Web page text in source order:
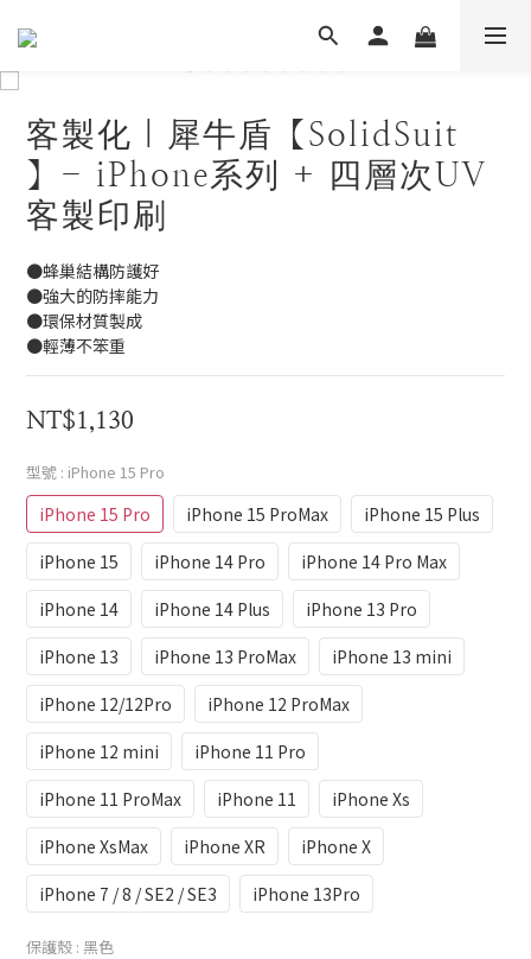
客製化｜犀牛盾【SolidSuit
】- iPhone系列 + 四層次UV
客製印刷
●蜂巢結構防護好
●強大的防摔能力
●環保材質製成
●輕薄不笨重
NT$1,130
型號 : iPhone 15 Pro
iPhone 15 Pro iPhone 15 ProMax
iPhone 15 Plus
iPhone 15
iPhone 14 Pro
iPhone 14 Pro Max
iPhone 14
iPhone 14 Plus
iPhone 13 Pro
iPhone 13
iPhone 13 ProMax
iPhone 13 mini
iPhone 12/12Pro
iPhone 12 ProMax
iPhone 12 mini
iPhone 11 Pro
iPhone 11 ProMax
iPhone 11
iPhone Xs
iPhone XsMax
iPhone XR
iPhone X
iPhone 7 / 8 / SE2 / SE3
iPhone 13Pro
保護殼 : 黑色